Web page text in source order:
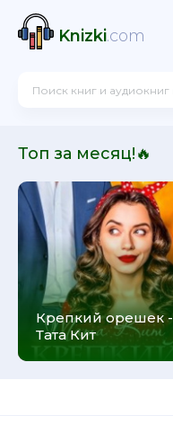
Knizki.com
Топ за месяц!🔥
Крепкий орешек -
Тата Кит